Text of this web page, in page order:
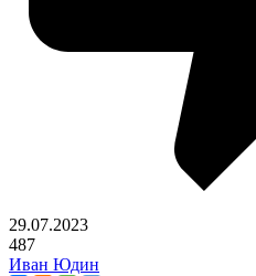
29.07.2023
487
Иван Юдин